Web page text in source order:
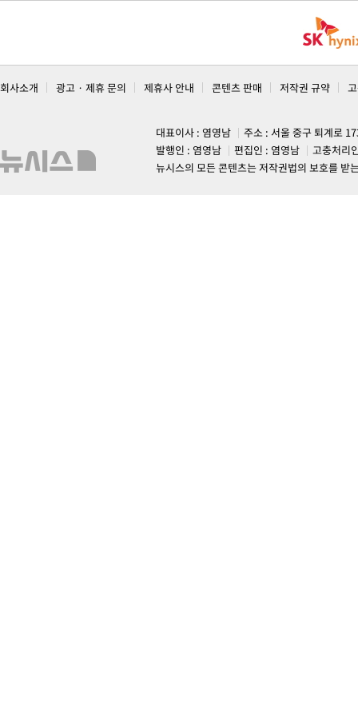
회사소개 광고 · 제휴 문의 제휴사 안내 콘텐츠 판매 저작권 규약
대표이사 : 염영남
주소 : 서울 중구 퇴계로
발행인 : 염영남
편집인 : 염영남
고충처리
뉴시스의 모든 콘텐츠는 저작권법의 보호를